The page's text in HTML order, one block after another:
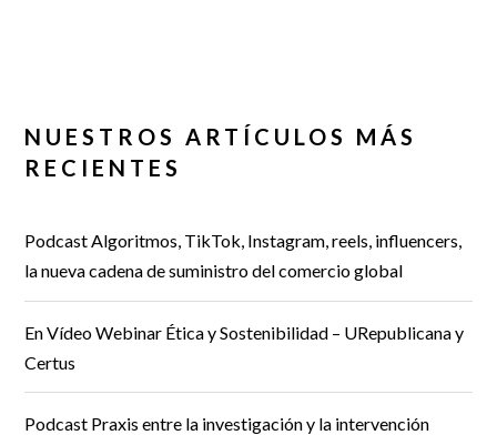
NUESTROS ARTÍCULOS MÁS
RECIENTES
Podcast Algoritmos, TikTok, Instagram, reels, influencers,
la nueva cadena de suministro del comercio global
En Vídeo Webinar Ética y Sostenibilidad – URepublicana y
Certus
Podcast Praxis entre la investigación y la intervención